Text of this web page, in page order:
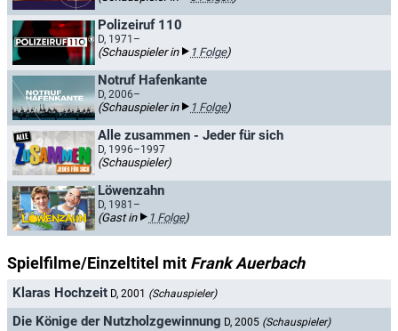
Polizeiruf 110
D, 1971–
(Schauspieler in 1 Folge)
Notruf Hafenkante
D, 2006–
(Schauspieler in 1 Folge)
Alle zusammen - Jeder für sich
D, 1996–1997
(Schauspieler)
Löwenzahn
D, 1981–
(Gast in 1 Folge)
Spielfilme/Einzeltitel mit Frank Auerbach
Klaras Hochzeit D, 2001 (Schauspieler)
Die Könige der Nutzholzgewinnung D, 2005 (Schauspieler)